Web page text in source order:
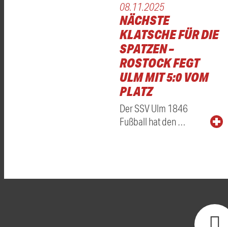
08.11.2025
NÄCHSTE
KLATSCHE FÜR DIE
SPATZEN –
ROSTOCK FEGT
ULM MIT 5:0 VOM
PLATZ
Der SSV Ulm 1846
Fußball hat den …